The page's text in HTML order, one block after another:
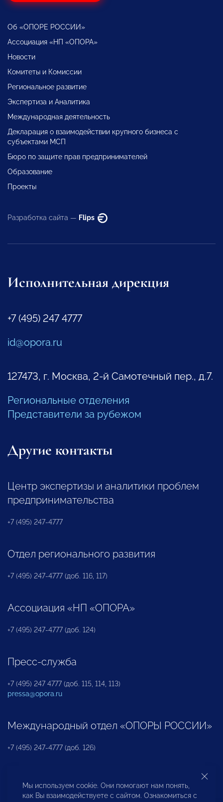
Об «ОПОРЕ РОССИИ»
Ассоциация «НП «ОПОРА»
Новости
Комитеты и Комиссии
Региональное развитие
Экспертиза и Аналитика
Международная деятельность
Декларация о взаимодействии крупного бизнеса с
субъектами МСП
Бюро по защите прав предпринимателей
Образование
Проекты
Разработка сайта — Flips
Исполнительная дирекция
+7 (495) 247 4777
id@opora.ru
127473, г. Москва, 2-й Самотечный пер., д.7.
Региональные отделения
Представители за рубежом
Другие контакты
Центр экспертизы и аналитики проблем
предпринимательства
+7 (495) 247-4777
Отдел регионального развития
+7 (495) 247-4777 (доб. 116, 117)
Ассоциация «НП «ОПОРА»
+7 (495) 247-4777 (доб. 124)
Пресс-служба
+7 (495) 247 4777 (доб. 115, 114, 113)
pressa@opora.ru
Международный отдел «ОПОРЫ РОССИИ»
+7 (495) 247-4777 (доб. 126)
Бюро по защите прав предпринимателей и
инвесторов
Мы используем cookie. Они помогают нам понять,
как Вы взаимодействуете с сайтом. Ознакомиться с